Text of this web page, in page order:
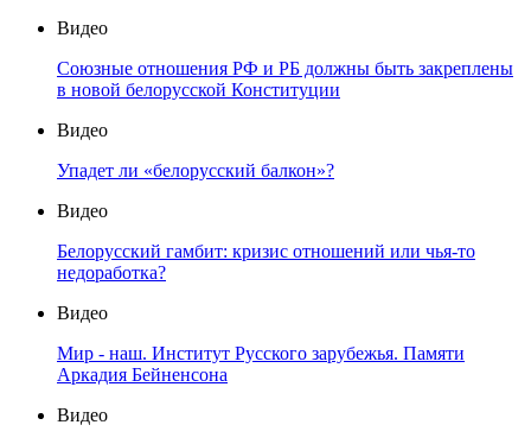
Видео
Союзные отношения РФ и РБ должны быть закреплены
в новой белорусской Конституции
Видео
Упадет ли «белорусский балкон»?
Видео
Белорусский гамбит: кризис отношений или чья-то
недоработка?
Видео
Мир - наш. Институт Русского зарубежья. Памяти
Аркадия Бейненсона
Видео